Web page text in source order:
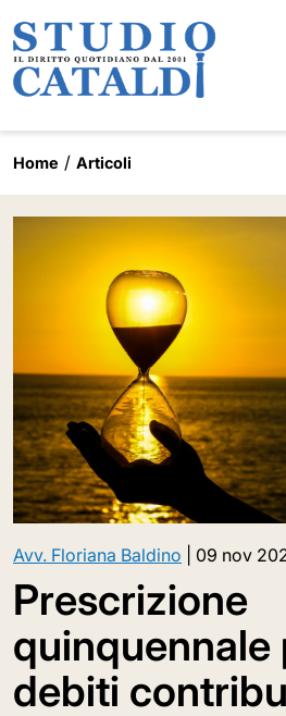
Home Articoli
Avv. Floriana Baldino 09 nov
Prescrizione
quinquennale
debiti